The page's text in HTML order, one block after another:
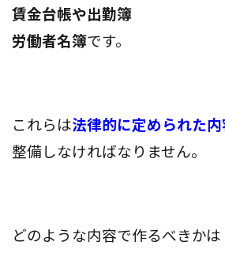
賃金台帳や出勤簿
労働者名簿です。
これらは法律的に定められた内
整備しなければなりません。
どのような内容で作るべきかは